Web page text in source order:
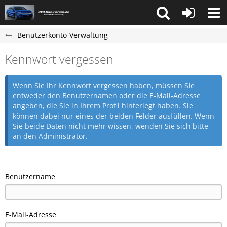
Benutzerkonto-Verwaltung
Kennwort vergessen
Wenn Sie Ihr Kennwort vergessen haben, müssen Sie
entweder den Benutzernamen oder die E-Mail-Adresse
angeben, die Sie in Ihrem Profil hinterlegt haben. Sie
können dabei nur eines der beiden Felder ausfüllen. Wenn
Sie beide Daten nicht mehr wissen, wenden Sie sich bitte
an den Administrator.
Benutzername
E-Mail-Adresse